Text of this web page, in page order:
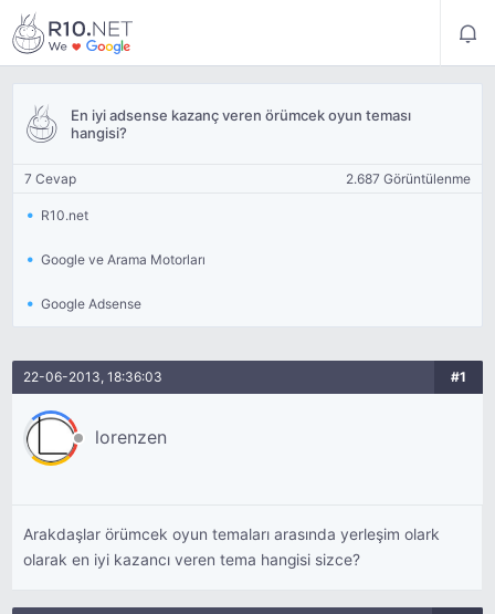
En iyi adsense kazanç veren örümcek oyun teması
hangisi?
7 Cevap 2.687 Görüntülenme
R10.net
Google ve Arama Motorları
Google Adsense
22-06-2013, 18:36:03 #1
lorenzen
Arakdaşlar örümcek oyun temaları arasında yerleşim olark
olarak en iyi kazancı veren tema hangisi sizce?